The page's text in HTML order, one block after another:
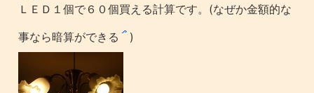
ＬＥＤ１個で６０個買える計算です。(なぜか金額的な
事なら暗算ができる
)